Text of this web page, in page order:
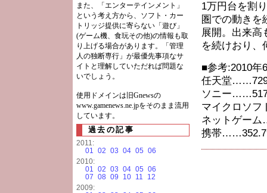
1万円台を割
圏での動きを
展開。出来高
を続けおり、
■参考:2010年
任天堂
ソニー
マイクロソ
ネットゲー
携帯
また、「エンターテインメント」
という考え方から、ソフト・カー
トリッジ提供に寄らない「遊び」
(ゲーム機、食玩その他)の情報も取
り上げる場合があります。「管理
人の独断専行」が最優先事項なサ
イトと理解していただれば問題な
いでしょう。
使用ドメインは旧Gnewsの
www.gamenews.ne.jpをそのまま流用
しています。
過去の記事
2011:
01 02 03 04 05 06
2010:
01 02 03 04 05 06
07 08 09 10 11
12
2009: